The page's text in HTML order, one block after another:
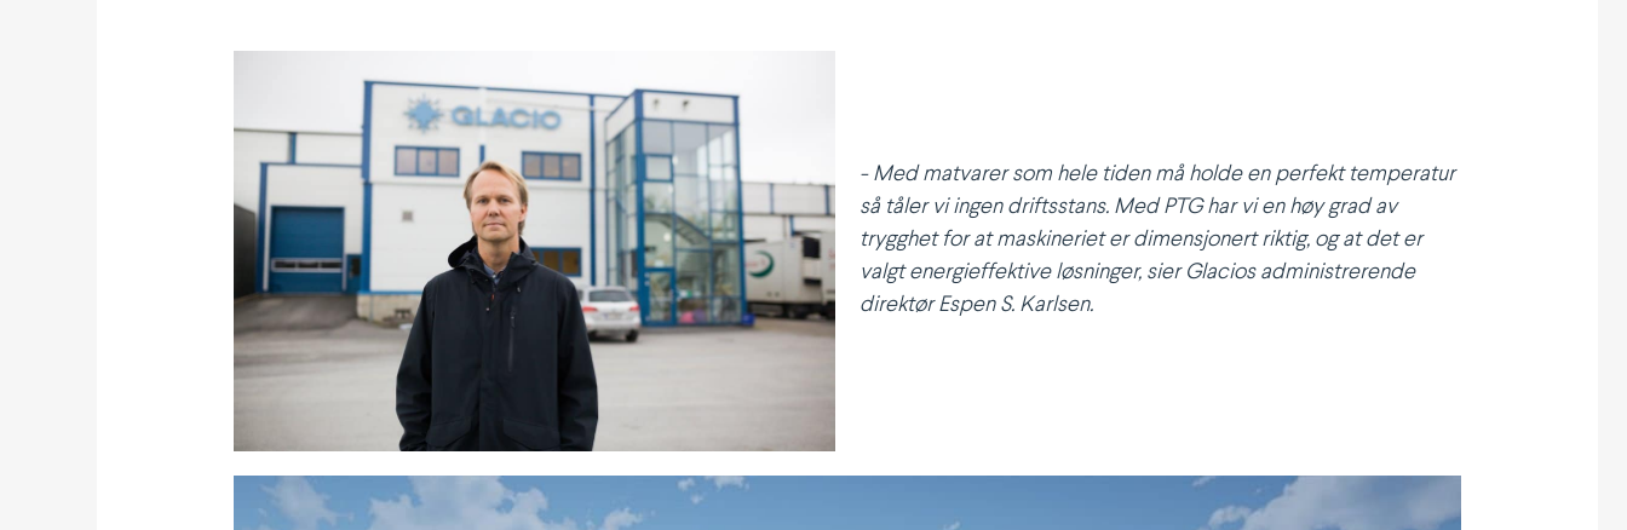
- Med matvarer som hele tiden må holde en perfekt tempe­ratur
så tåler vi ingen drifts­stans. Med PTG har vi en høy grad av
trygghet for at maski­neriet er dimen­sjonert riktig, og at det er
valgt energi­ef­fektive løsninger, sier Glacios admini­stre­rende
direktør Espen S. Karlsen.